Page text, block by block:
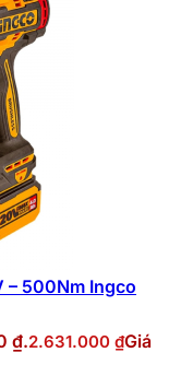
– 500Nm Ingco
₫.2.631.000 ₫Giá